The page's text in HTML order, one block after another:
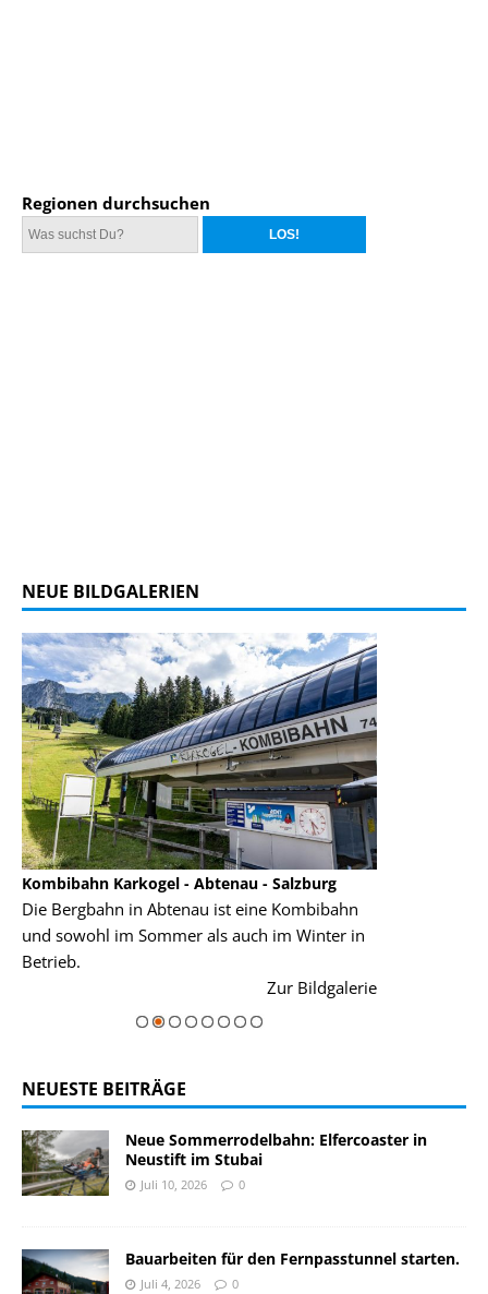
Regionen durchsuchen
NEUE BILDGALERIEN
Kombibahn Karkogel - Abtenau - Salzburg
Die Bergbahn in Abtenau ist eine Kombibahn
und sowohl im Sommer als auch im Winter in
Betrieb.
Zur Bildgalerie
NEUESTE BEITRÄGE
Neue Sommerrodelbahn: Elfercoaster in
Neustift im Stubai
Juli 10, 2026 0
Bauarbeiten für den Fernpasstunnel starten.
Juli 4, 2026 0